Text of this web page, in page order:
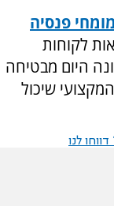
מומחי פנסיה
ומאות לקוחות
היום מבטיחה
שיכול
לנו